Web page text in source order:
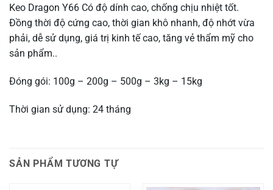
Keo Dragon Y66 Có độ dính cao, chống chịu nhiệt tốt.
Đồng thời độ cứng cao, thời gian khô nhanh, độ nhớt vừa
phải, dễ sử dụng, giá trị kinh tế cao, tăng vẻ thẩm mỹ cho
sản phẩm..
Đóng gói: 100g – 200g – 500g – 3kg – 15kg
Thời gian sử dụng: 24 tháng
SẢN PHẨM TƯƠNG TỰ